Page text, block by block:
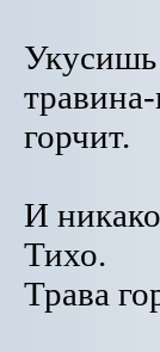
горчит.
И
Тихо.
Трава